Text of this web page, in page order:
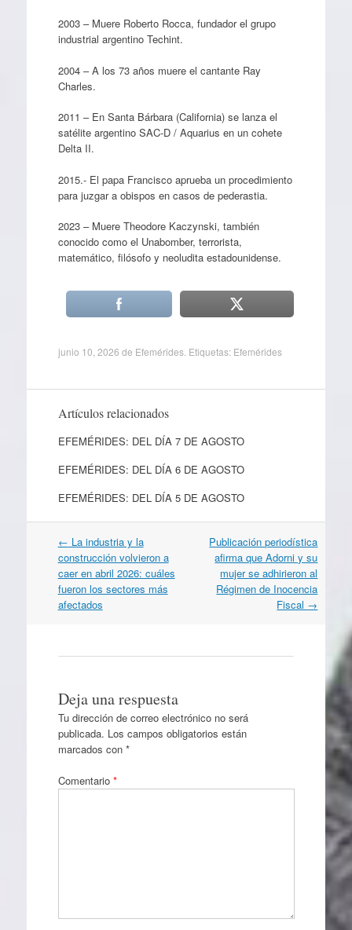
2003 – Muere Roberto Rocca, fundador el grupo
industrial argentino Techint.
2004 – A los 73 años muere el cantante Ray
Charles.
2011 – En Santa Bárbara (California) se lanza el
satélite argentino SAC-D / Aquarius en un cohete
Delta II.
2015.- El papa Francisco aprueba un procedimiento
para juzgar a obispos en casos de pederastia.
2023 – Muere Theodore Kaczynski, también
conocido como el Unabomber, terrorista,
matemático, filósofo y neoludita estadounidense.
junio 10, 2026 de Efemérides. Etiquetas: Efemérides
Artículos relacionados
EFEMÉRIDES: DEL DÍA 7 DE AGOSTO
EFEMÉRIDES: DEL DÍA 6 DE AGOSTO
EFEMÉRIDES: DEL DÍA 5 DE AGOSTO
Navegación
por
artículos
← La industria y la
construcción volvieron a
caer en abril 2026: cuáles
fueron los sectores más
afectados
Publicación periodística
afirma que Adorni y su
mujer se adhirieron al
Régimen de Inocencia
Fiscal →
Deja una respuesta
Tu dirección de correo electrónico no será
publicada. Los campos obligatorios están
marcados con *
Comentario *